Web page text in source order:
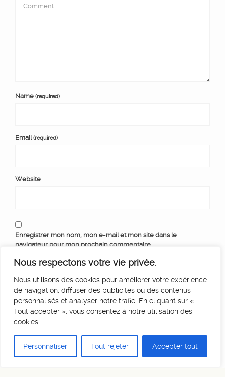
Nous respectons votre vie privée.
Nous utilisons des cookies pour améliorer votre expérience
de navigation, diffuser des publicités ou des contenus
personnalisés et analyser notre trafic. En cliquant sur «
Tout accepter », vous consentez à notre utilisation des
cookies.
Personnaliser Tout rejeter Accepter tout
Name (required)
Email(required)
Website
Enregistrer mon nom, mon e-mail et mon site dans le
navigateur pour mon prochain commentaire.